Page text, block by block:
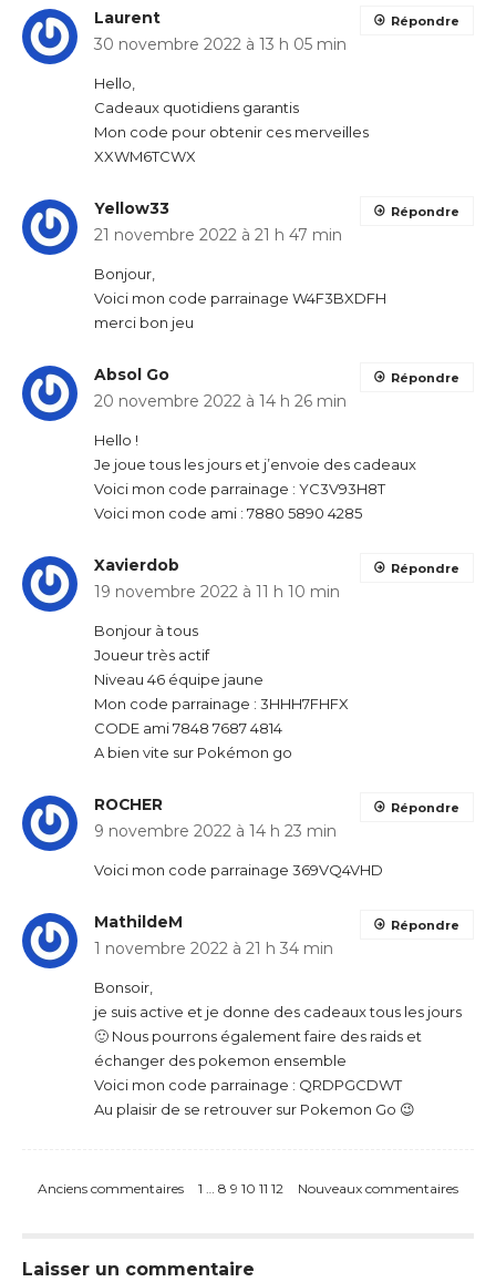
Laurent
30 novembre 2022 à 13 h 05 min
Hello,
Cadeaux quotidiens garantis
Mon code pour obtenir ces merveilles
XXWM6TCWX
Répondre
Yellow33
21 novembre 2022 à 21 h 47 min
Bonjour,
Voici mon code parrainage W4F3BXDFH
merci bon jeu
Répondre
Absol Go
20 novembre 2022 à 14 h 26 min
Hello !
Je joue tous les jours et j’envoie des cadeaux
Voici mon code parrainage : YC3V93H8T
Voici mon code ami : 7880 5890 4285
Répondre
Xavierdob
19 novembre 2022 à 11 h 10 min
Bonjour à tous
Joueur très actif
Niveau 46 équipe jaune
Mon code parrainage : 3HHH7FHFX
CODE ami 7848 7687 4814
A bien vite sur Pokémon go
Répondre
ROCHER
9 novembre 2022 à 14 h 23 min
Voici mon code parrainage 369VQ4VHD
Répondre
MathildeM
1 novembre 2022 à 21 h 34 min
Bonsoir,
je suis active et je donne des cadeaux tous les jours
🙂 Nous pourrons également faire des raids et
échanger des pokemon ensemble
Voici mon code parrainage : QRDPGCDWT
Au plaisir de se retrouver sur Pokemon Go 😉
Répondre
Anciens commentaires 1 … 8 9 10 11 12 Nouveaux commentaires
Laisser un commentaire